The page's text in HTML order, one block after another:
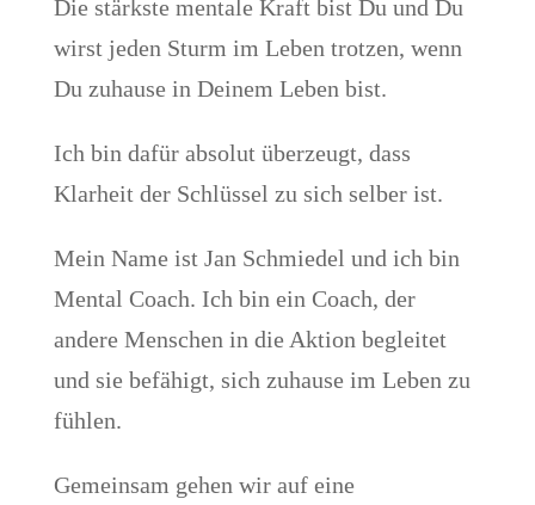
Die stärkste mentale Kraft bist Du und Du
wirst jeden Sturm im Leben trotzen, wenn
Du zuhause in Deinem Leben bist.
Ich bin dafür absolut überzeugt, dass
Klarheit der Schlüssel zu sich selber ist.
Mein Name ist Jan Schmiedel und ich bin
Mental Coach. Ich bin ein Coach, der
andere Menschen in die Aktion begleitet
und sie befähigt, sich zuhause im Leben zu
fühlen.
Gemeinsam gehen wir auf eine